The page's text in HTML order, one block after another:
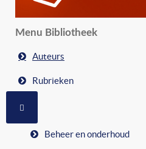
Menu Bibliotheek
Auteurs
Rubrieken
Beheer en onderhoud